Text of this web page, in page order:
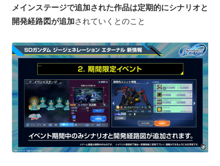
メインステージで追加された作品は定期的にシナリオと
開発経路図が追加されていくとのこと